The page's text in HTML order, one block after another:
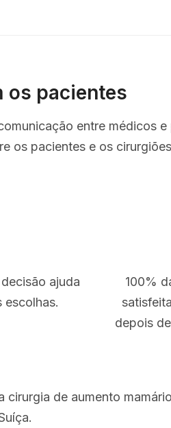
os pacientes
entre médicos
os pacientes e os
ajuda
escolhas.
100%
depois
de aumento